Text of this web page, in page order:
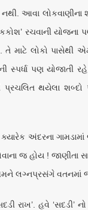
આવા લોકવાણીના
રચવાની યોજના
માટે લોકો પાસેથી
પણ યોજાતી
થયેલા શબ્દો
અંદરના ગામડામાં
જ હોય ! જાણીતા
લગ્નપ્રસંગે વતનમાં
રાખ’. હવે ‘સદડી’